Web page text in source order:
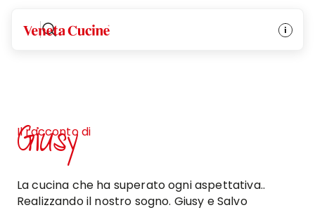
Veneta Cucine
Il racconto di
Giusy
La cucina che ha superato ogni aspettativa..
Realizzando il nostro sogno. Giusy e Salvo